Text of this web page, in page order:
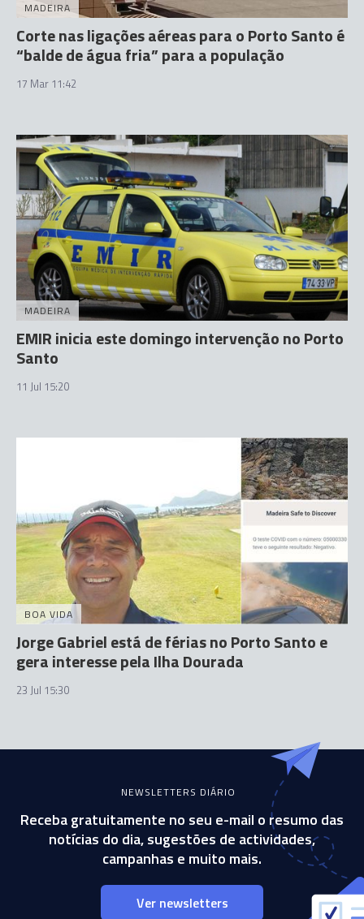
MADEIRA
Corte nas ligações aéreas para o Porto Santo é
“balde de água fria” para a população
17 Mar 11:42
MADEIRA
EMIR inicia este domingo intervenção no Porto
Santo
11 Jul 15:20
BOA VIDA
Jorge Gabriel está de férias no Porto Santo e
gera interesse pela Ilha Dourada
23 Jul 15:30
NEWSLETTERS DIÁRIO
Receba gratuitamente no seu e-mail o resumo das
notícias do dia, sugestões de actividades,
campanhas e muito mais.
Ver newsletters